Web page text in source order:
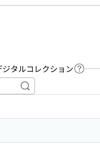
タルコレクション ヘル
キーワードで目次内